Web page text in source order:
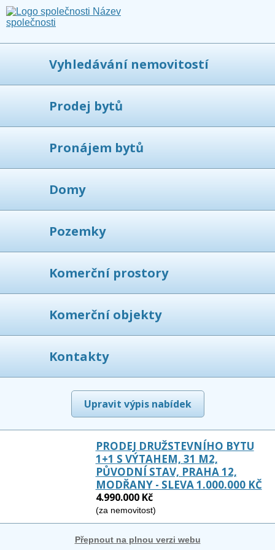
Vyhledávání nemovitostí
Prodej bytů
Pronájem bytů
Domy
Pozemky
Komerční prostory
Komerční objekty
Kontakty
Upravit výpis nabídek
PRODEJ DRUŽSTEVNÍHO BYTU
1+1 S VÝTAHEM, 31 M2,
PŮVODNÍ STAV, PRAHA 12,
MODŘANY - SLEVA 1.000.000 KČ
4.990.000 Kč
(za nemovitost)
Přepnout na plnou verzi webu